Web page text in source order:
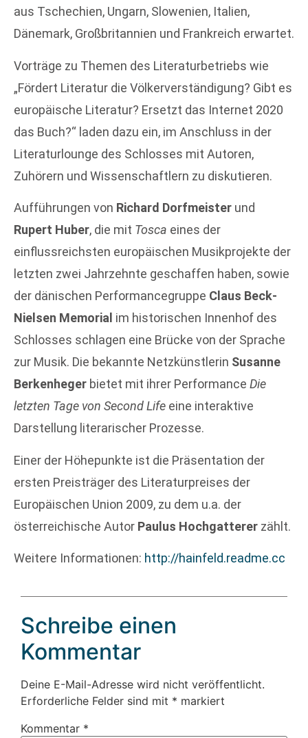
aus Tschechien, Ungarn, Slowenien, Italien,
Dänemark, Großbritannien und Frankreich erwartet.
Vorträge zu Themen des Literaturbetriebs wie
„Fördert Literatur die Völkerverständigung? Gibt es
europäische Literatur? Ersetzt das Internet 2020
das Buch?“ laden dazu ein, im Anschluss in der
Literaturlounge des Schlosses mit Autoren,
Zuhörern und Wissenschaftlern zu diskutieren.
Aufführungen von Richard Dorfmeister und
Rupert Huber, die mit Tosca eines der
einflussreichsten europäischen Musikprojekte der
letzten zwei Jahrzehnte geschaffen haben, sowie
der dänischen Performancegruppe Claus Beck-
Nielsen Memorial im historischen Innenhof des
Schlosses schlagen eine Brücke von der Sprache
zur Musik. Die bekannte Netzkünstlerin Susanne
Berkenheger bietet mit ihrer Performance Die
letzten Tage von Second Life eine interaktive
Darstellung literarischer Prozesse.
Einer der Höhepunkte ist die Präsentation der
ersten Preisträger des Literaturpreises der
Europäischen Union 2009, zu dem u.a. der
österreichische Autor Paulus Hochgatterer zählt.
Weitere Informationen: http://hainfeld.readme.cc
Schreibe einen
Kommentar
Deine E-Mail-Adresse wird nicht veröffentlicht.
Erforderliche Felder sind mit * markiert
Kommentar *